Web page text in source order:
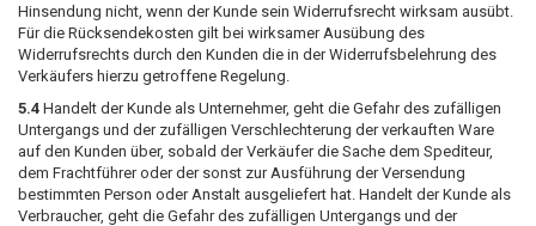
Hinsendung nicht, wenn der Kunde sein Widerrufsrecht wirksam ausübt.
Für die Rücksendekosten gilt bei wirksamer Ausübung des
Widerrufsrechts durch den Kunden die in der Widerrufsbelehrung des
Verkäufers hierzu getroffene Regelung.
5.4 Handelt der Kunde als Unternehmer, geht die Gefahr des zufälligen
Untergangs und der zufälligen Verschlechterung der verkauften Ware
auf den Kunden über, sobald der Verkäufer die Sache dem Spediteur,
dem Frachtführer oder der sonst zur Ausführung der Versendung
bestimmten Person oder Anstalt ausgeliefert hat. Handelt der Kunde als
Verbraucher, geht die Gefahr des zufälligen Untergangs und der